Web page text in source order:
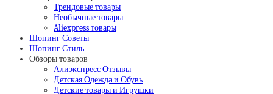
Трендовые товары
Необычные товары
Aliexpress товары
Шопинг Советы
Шопинг Стиль
Обзоры товаров
Алиэкспресс Отзывы
Детская Одежда и Обувь
Детские товары и Игрушки